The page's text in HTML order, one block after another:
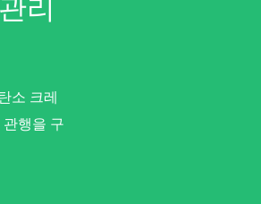
리
소 크레
행을 구